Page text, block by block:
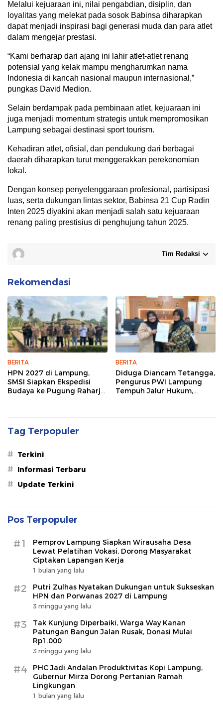
Melalui kejuaraan ini, nilai pengabdian, disiplin, dan
loyalitas yang melekat pada sosok Babinsa diharapkan
dapat menjadi inspirasi bagi generasi muda dan para atlet
dalam mengejar prestasi.
“Kami berharap dari ajang ini lahir atlet-atlet renang
potensial yang kelak mampu mengharumkan nama
Indonesia di kancah nasional maupun internasional,”
pungkas David Medion.
Selain berdampak pada pembinaan atlet, kejuaraan ini
juga menjadi momentum strategis untuk mempromosikan
Lampung sebagai destinasi sport tourism.
Kehadiran atlet, ofisial, dan pendukung dari berbagai
daerah diharapkan turut menggerakkan perekonomian
lokal.
Dengan konsep penyelenggaraan profesional, partisipasi
luas, serta dukungan lintas sektor, Babinsa 21 Cup Radin
Inten 2025 diyakini akan menjadi salah satu kejuaraan
renang paling prestisius di penghujung tahun 2025.
Tim Redaksi
Rekomendasi
BERITA
HPN 2027 di Lampung,
SMSI Siapkan Ekspedisi
Budaya ke Pugung Raharjo
BERITA
Diduga Diancam Tetangga,
Pengurus PWI Lampung
Tempuh Jalur Hukum,
Tag Terpopuler
# Terkini
# Informasi Terbaru
# Update Terkini
Pos Terpopuler
#1
Pemprov Lampung Siapkan Wirausaha Desa
Lewat Pelatihan Vokasi, Dorong Masyarakat
Ciptakan Lapangan Kerja
1 bulan yang lalu
#2
Putri Zulhas Nyatakan Dukungan untuk Sukseskan
HPN dan Porwanas 2027 di Lampung
3 minggu yang lalu
#3
Tak Kunjung Diperbaiki, Warga Way Kanan
Patungan Bangun Jalan Rusak, Donasi Mulai
Rp1.000
3 minggu yang lalu
#4
PHC Jadi Andalan Produktivitas Kopi Lampung,
Gubernur Mirza Dorong Pertanian Ramah
Lingkungan
1 bulan yang lalu